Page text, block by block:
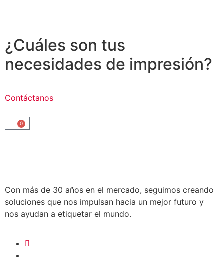
¿Cuáles son tus
necesidades de impresión?
Contáctanos
0
Con más de 30 años en el mercado, seguimos creando
soluciones que nos impulsan hacia un mejor futuro y
nos ayudan a etiquetar el mundo.